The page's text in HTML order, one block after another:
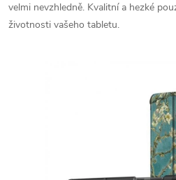
velmi nevzhledně. Kvalitní a hezké
životnosti vašeho tabletu.